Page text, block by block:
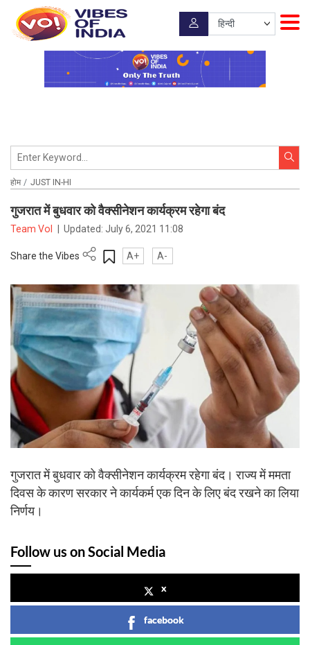
होम JUST IN-HI
गुजरात में बुधवार को वैक्सीनेशन कार्यक्रम रहेगा बंद
Team VoI Updated:July 6, 2021 11:08
Share the Vibes A+ A-
गुजरात में बुधवार को वैक्सीनेशन कार्यक्रम रहेगा बंद। राज्य में ममता
दिवस के कारण सरकार ने कार्यकर्म एक दिन के लिए बंद रखने का लिया
निर्णय।
Follow us on Social Media
x
facebook